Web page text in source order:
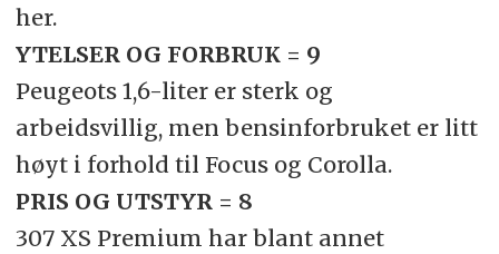
her.
YTELSER OG FORBRUK = 9
Peugeots 1,6-liter er sterk og
arbeidsvillig, men bensinforbruket er litt
høyt i forhold til Focus og Corolla.
PRIS OG UTSTYR = 8
307 XS Premium har blant annet